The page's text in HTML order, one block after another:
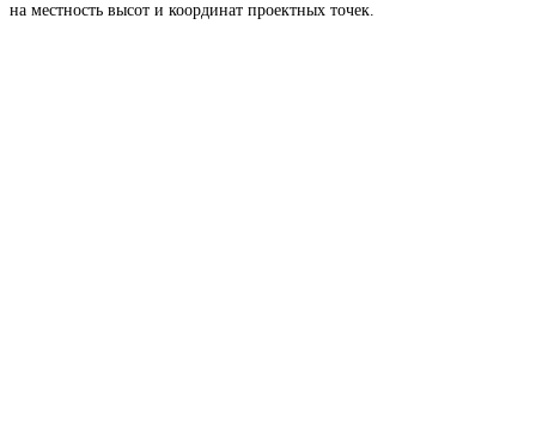
на местность высот и координат проектных точек.